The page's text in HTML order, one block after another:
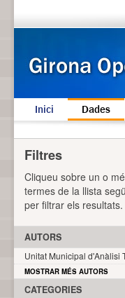
Inici Dades
Filtres
Cliqueu sobre un o
termes de la llista
per filtrar els resultats.
AUTORS
Unitat Municipal d'Anàlisi
MOSTRAR MÉS AUTORS
CATEGORIES